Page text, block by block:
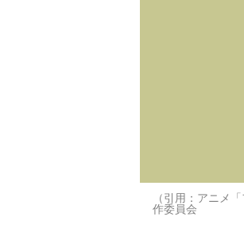
（引用：アニメ
作委員会